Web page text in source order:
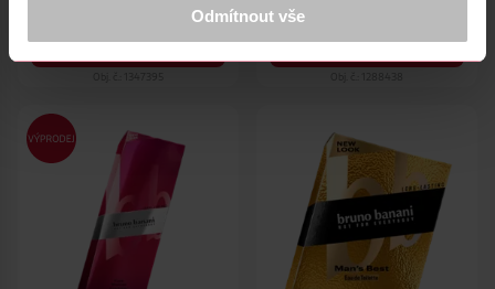
Děkujeme za pochopení. >více o cookies<
Odmítnout vše
849 Kč